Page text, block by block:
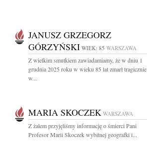
JANUSZ GRZEGORZ
GÓRZYŃSKI WIEK: 85 WARSZAWA
Z wielkim smutkiem zawiadamiamy, że w dniu 1
grudnia 2025 roku w wieku 85 lat zmarł tragicznie
w...
MARIA SKOCZEK WARSZAWA
Z żalem przyjęliśmy informację o śmierci Pani
Profesor Marii Skoczek wybitnej geografki i...